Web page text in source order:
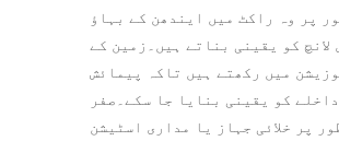
پر وہ راکٹ میں ایندھن کے بہاؤ
کو یقینی بناتے ہیں۔زمین کے
میں رکھتے ہیں تاکہ پیمائش
کو یقینی بنایا جا سکے۔صفر
پر خلائی جہاز یا مداری اسٹیشن